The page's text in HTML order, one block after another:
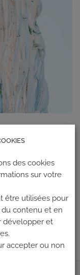
Upet les projets
Up
des cookies
sur votre
être utilisées pour
contenu et en
développer et
accepter ou non